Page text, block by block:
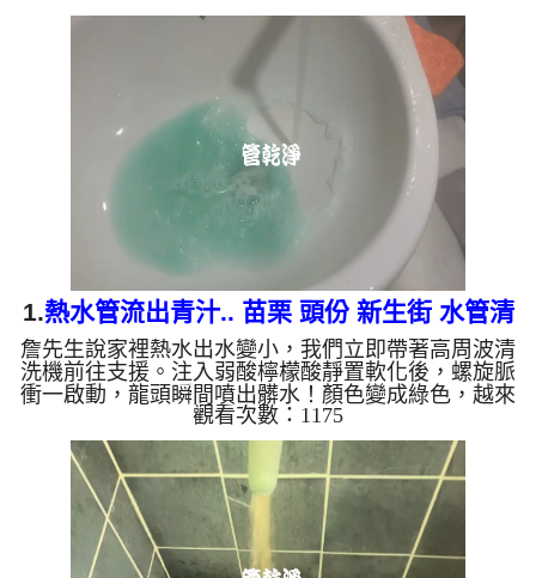
1.熱水管流出青汁.. 苗栗 頭份 新生街 水管清
洗
詹先生說家裡熱水出水變小，我們立即帶著高周波清
洗機前往支援。注入弱酸檸檬酸靜置軟化後，螺旋脈
衝一啟動，龍頭瞬間噴出髒水！顏色變成綠色，越來
越深，看起來像是青汁拿鐵，兩個多小時後，出水變
乾淨熱水出水量也恢復了。 為什麼水管需要定期
「大掃除」？ 單靠水壓帶不走管壁陳年汙垢。不同
的水質顏色，反映了不同的居家隱患： 棕色（鐵
鏽）： 管線老化徵兆。 黑色（氧化錳）： 常見於地
下水源。 綠色（銅綠）： 銅合金接頭氧化。 乳白
（生物膜）：...
觀看次數：1175